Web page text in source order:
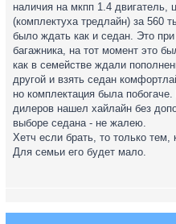
наличия на мкпп 1.4 двигатель,
(комплектуха тредлайн) за 560
было ждать как и седан. Это при
багажника, на тот момент это
как в семействе ждали
другой и взять седан
но комплектация была
дилеров нашел хайлайн без
выборе седана - не жалею.
Хетч если брать, то только
Для семьи его будет мало.